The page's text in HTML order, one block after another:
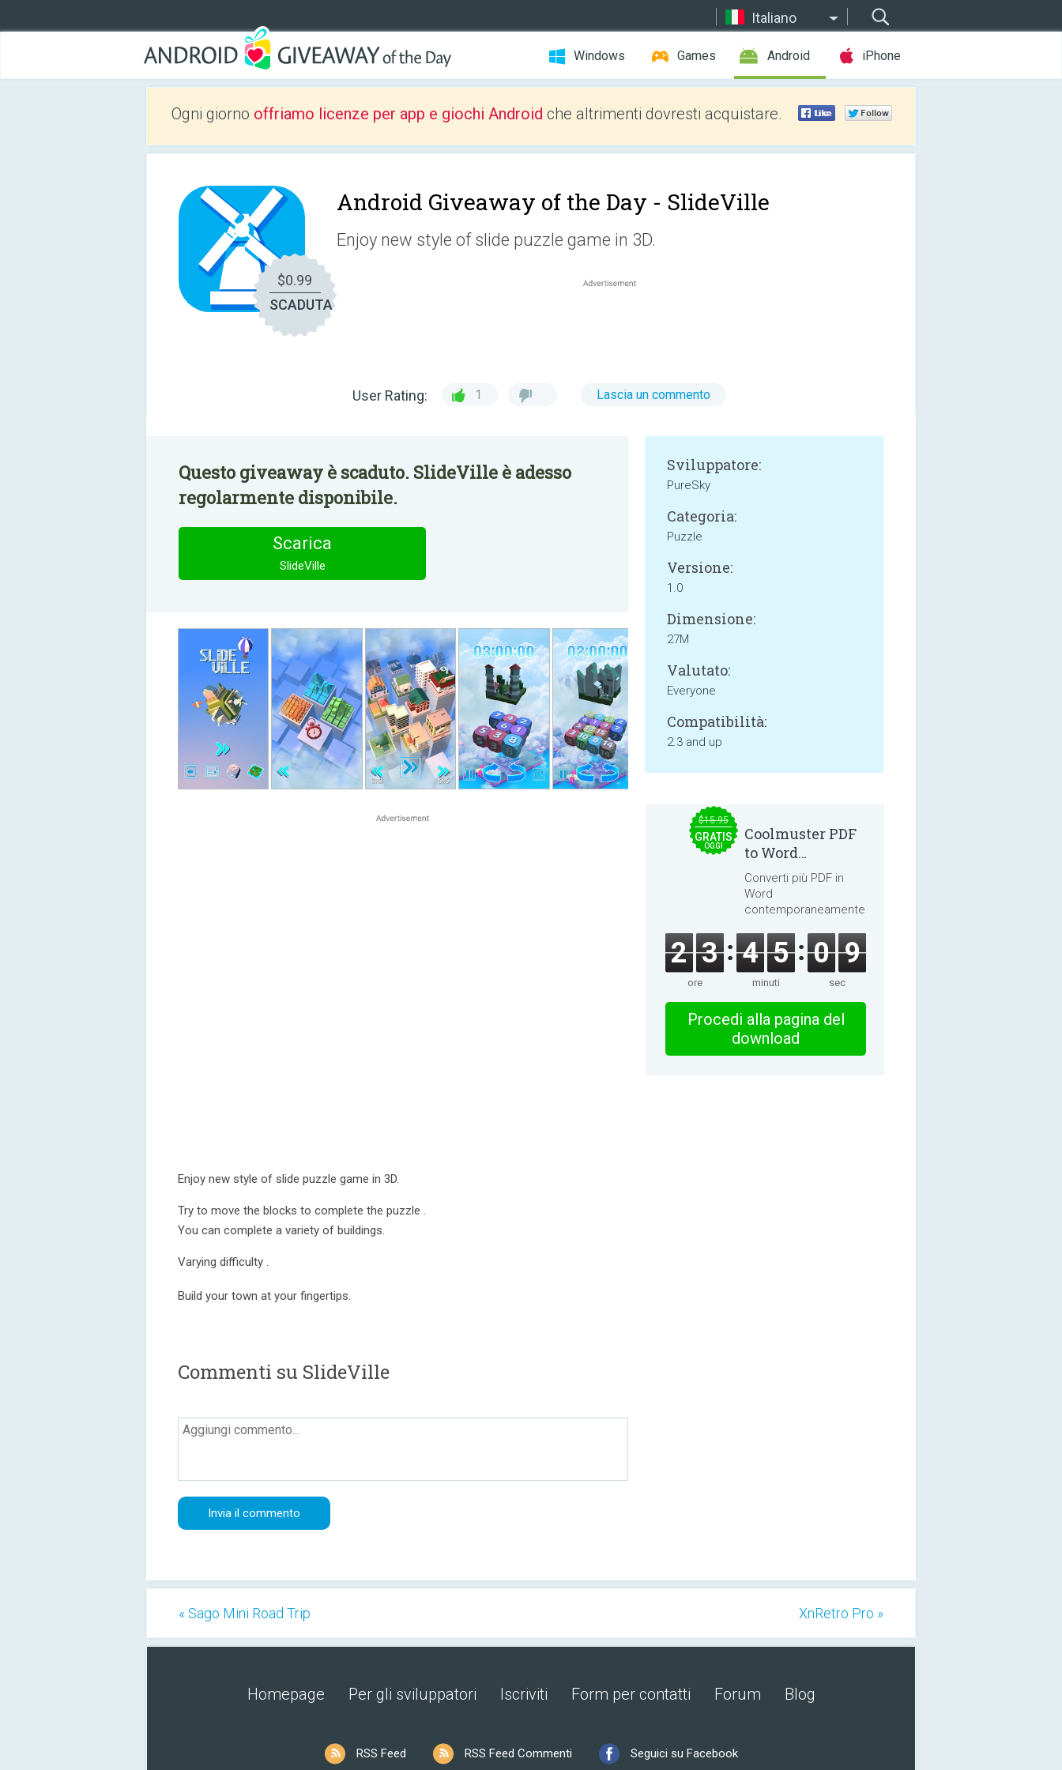
Italiano
Windows Games Android iPhone
Ogni giorno offriamo licenze per app e giochi Android che altrimenti dovresti acquistare.
$0.99
SCADUTA
Android Giveaway of the Day - SlideVille
Enjoy new style of slide puzzle game in 3D.
User Rating: 1 Lascia un commento
Questo giveaway è scaduto. SlideVille è adesso
regolarmente disponibile.
Scarica
SlideVille
Enjoy new style of slide puzzle game in 3D.
Try to move the blocks to complete the puzzle .
You can complete a variety of buildings.
Varying difficulty .
Build your town at your fingertips.
Sviluppatore:
PureSky
Categoria:
Puzzle
Versione:
1.0
Dimensione:
27M
Valutato:
Everyone
Compatibilità:
2.3 and up
Commenti su SlideVille
$15.95
GRATIS
OGGI
Coolmuster PDF
to Word
Converter 2.3.3
Converti più PDF in
Word
contemporaneamente.
2 3
ore
4 5
minuti
0 8
sec
Procedi alla pagina del
download
« Sago Mini Road Trip XnRetro Pro »
Homepage Per gli sviluppatori Iscriviti Form per contatti Forum Blog
RSS Feed RSS Feed Commenti Seguici su Facebook